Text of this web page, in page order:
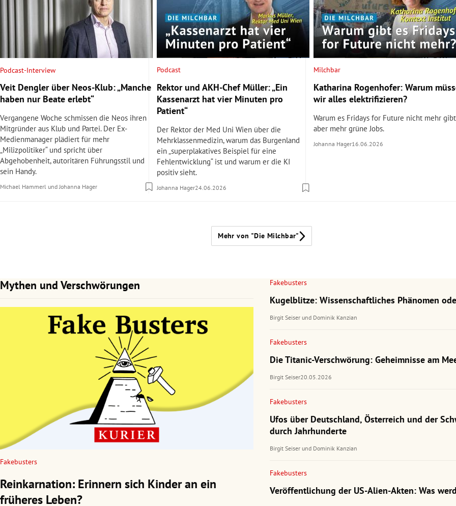
Podcast-Interview
Veit Dengler über Neos-Klub: „Manche
haben nur Beate erlebt“
Vergangene Woche schmissen die Neos ihren
Mitgründer aus Klub und Partei. Der Ex-
Medienmanager plädiert für mehr
„Milizpolitiker“ und spricht über
Abgehobenheit, autoritären Führungsstil und
sein Handy.
Michael Hammerl undJohanna Hager
Podcast
Rektor und AKH-Chef Müller: „Ein
Kassenarzt hat vier Minuten pro
Patient“
Der Rektor der Med Uni Wien über die
Mehrklassenmedizin, warum das Burgenland
ein „superplakatives Beispiel für eine
Fehlentwicklung“ ist und warum er die KI
positiv sieht.
Johanna Hager24.06.2026
Milchbar
Katharina Rogenhofer: Warum
wir alles elektrifizieren?
Warum es Fridays for Future nicht mehr
aber mehr grüne Jobs.
Johanna Hager16.06.2026
Mehr von "Die Milchbar"
Mythen und Verschwörungen
Fakebusters
Reinkarnation: Erinnern sich Kinder an ein
früheres Leben?
Fakebusters
Kugelblitze: Wissenschaftliches Phänomen
Birgit Seiserund Dominik Kanzian
Fakebusters
Die Titanic-Verschwörung: Geheimnisse am
Birgit Seiser20.05.2026
Fakebusters
Ufos über Deutschland, Österreich und der
durch Jahrhunderte
Birgit Seiserund Dominik Kanzian
Fakebusters
Veröffentlichung der US-Alien-Akten: Was